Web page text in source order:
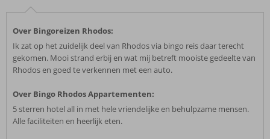
Over Bingoreizen Rhodos:
Ik zat op het zuidelijk deel van Rhodos via bingo reis daar terecht
gekomen. Mooi strand erbij en wat mij betreft mooiste gedeelte van
Rhodos en goed te verkennen met een auto.
Over Bingo Rhodos Appartementen:
5 sterren hotel all in met hele vriendelijke en behulpzame mensen.
Alle faciliteiten en heerlijk eten.